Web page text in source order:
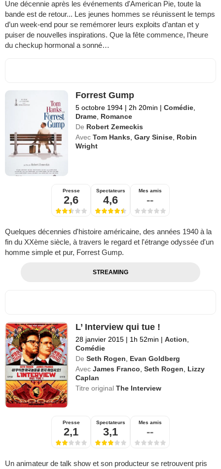
Une décennie après les événements d'American Pie, toute la
bande est de retour... Les jeunes hommes se réunissent le temps
d’un week-end pour se remémorer leurs exploits d’antan et y
puiser de nouvelles inspirations. Que la fête commence, l’heure
du checkup hormonal a sonné…
Forrest Gump
5 octobre 1994 | 2h 20min | Comédie,
Drame, Romance
De Robert Zemeckis
Avec Tom Hanks,Gary Sinise, Robin
Wright
Presse
2,6
Spectateurs
4,6
Mes amis
--
Quelques décennies d'histoire américaine, des années 1940 à la
fin du XXème siècle, à travers le regard et l'étrange odyssée d'un
homme simple et pur, Forrest Gump.
STREAMING
L’ Interview qui tue !
28 janvier 2015 | 1h 52min | Action
Comédie
De Seth Rogen
Evan Goldberg
Avec James Franco ,Seth Rogen
Lizzy
Caplan
Titre originalThe Interview
Presse
2,1
Spectateurs
3,1
Mes amis
--
Un animateur de talk show et son producteur se retrouvent pris